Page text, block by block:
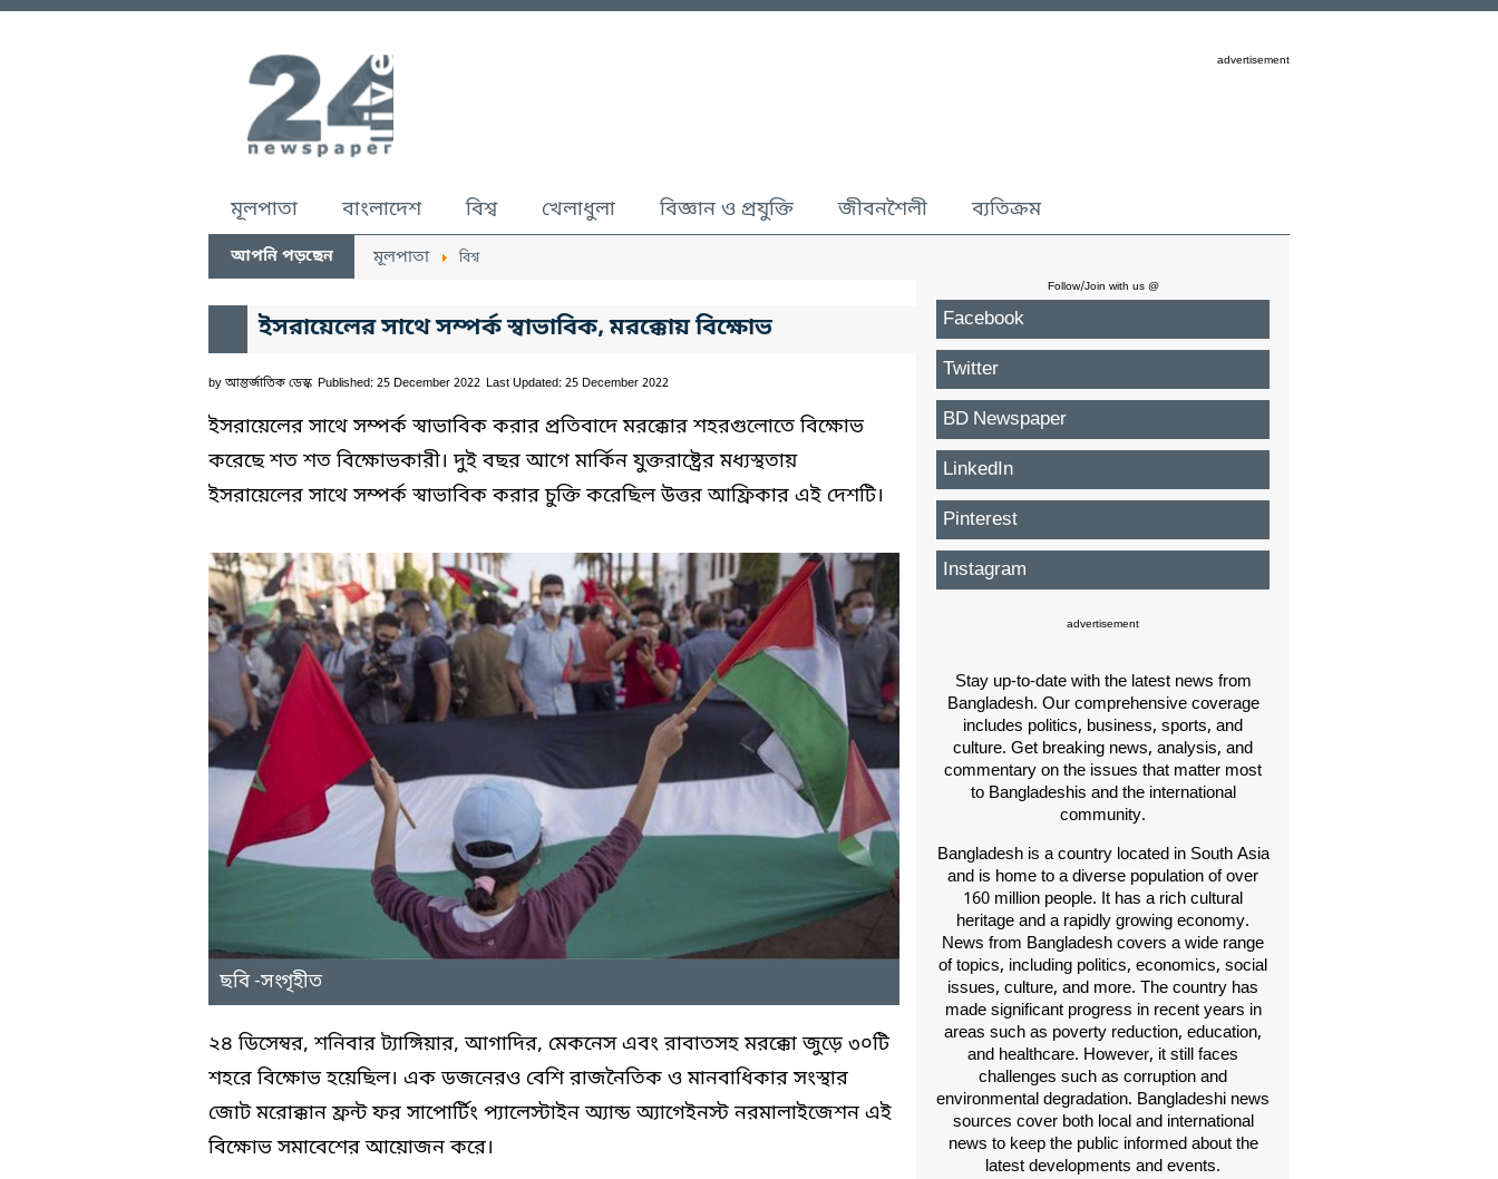
advertisement
মূলপাতা বাংলাদেশ বিশ্ব খেলাধুলা বিজ্ঞান ও প্রযুক্তি জীবনশৈলী ব্যতিক্রম
আপনি পড়ছেন মূলপাতা বিশ্ব
ইসরায়েলের সাথে সম্পর্ক স্বাভাবিক, মরক্কোয় বিক্ষোভ
by আন্তর্জাতিক ডেস্ক Published: 25 December 2022 Last Updated: 25 December 2022
ইসরায়েলের সাথে সম্পর্ক স্বাভাবিক করার প্রতিবাদে মরক্কোর শহরগুলোতে বিক্ষোভ
করেছে শত শত বিক্ষোভকারী। দুই বছর আগে মার্কিন যুক্তরাষ্ট্রের মধ্যস্থতায়
ইসরায়েলের সাথে সম্পর্ক স্বাভাবিক করার চুক্তি করেছিল উত্তর আফ্রিকার এই দেশটি।
ছবি -সংগৃহীত
২৪ ডিসেম্বর, শনিবার ট্যাঙ্গিয়ার, আগাদির, মেকনেস এবং রাবাতসহ মরক্কো জুড়ে ৩০টি
শহরে বিক্ষোভ হয়েছিল। এক ডজনেরও বেশি রাজনৈতিক ও মানবাধিকার সংস্থার
জোট মরোক্কান ফ্রন্ট ফর সাপোর্টিং প্যালেস্টাইন অ্যান্ড অ্যাগেইনস্ট নরমালাইজেশন এই
বিক্ষোভ সমাবেশের আয়োজন করে।
Follow/Join with us @
Facebook
Twitter
BD Newspaper
LinkedIn
Pinterest
Instagram
advertisement
Stay up-to-date with the latest news from
Bangladesh. Our comprehensive coverage
includes politics, business, sports, and
culture. Get breaking news, analysis, and
commentary on the issues that matter most
to Bangladeshis and the international
community.
Bangladesh is a country located in South Asia
and is home to a diverse population of over
160 million people. It has a rich cultural
heritage and a rapidly growing economy.
News from Bangladesh covers a wide range
of topics, including politics, economics, social
issues, culture, and more. The country has
made significant progress in recent years in
areas such as poverty reduction, education,
and healthcare. However, it still faces
challenges such as corruption and
environmental degradation. Bangladeshi news
sources cover both local and international
news to keep the public informed about the
latest developments and events.